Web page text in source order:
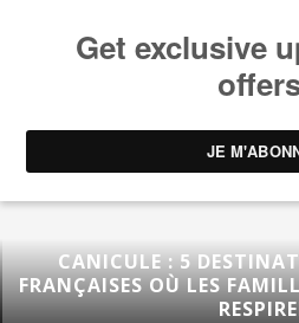
CANICULE : 5
FRANÇAISES OÙ LES